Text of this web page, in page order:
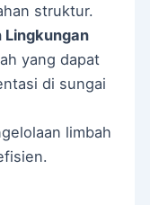
struktur.
Lingkungan
yang dapat
di sungai
limbah